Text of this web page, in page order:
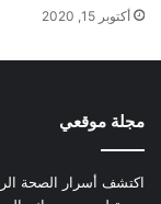
أكتوبر 15, 2020
مجلة موقعي
اكتشف أسرار الصحة